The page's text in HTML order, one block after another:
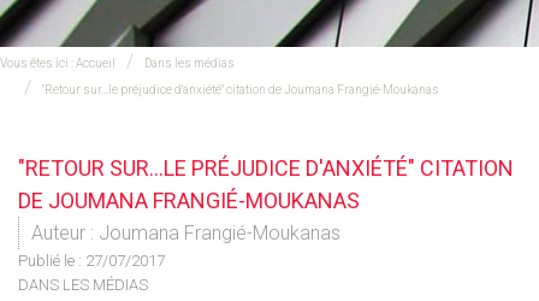
Vous êtes ici :Accueil
Dans les médias
"Retour sur…le préjudice d'anxiété" citation de Joumana Frangié-Moukanas
"RETOUR SUR…LE PRÉJUDICE D'ANXIÉTÉ" CITATION
DE JOUMANA FRANGIÉ-MOUKANAS
Auteur : Joumana Frangié-Moukanas
Publié le : 27/07/2017
DANS LES MÉDIAS